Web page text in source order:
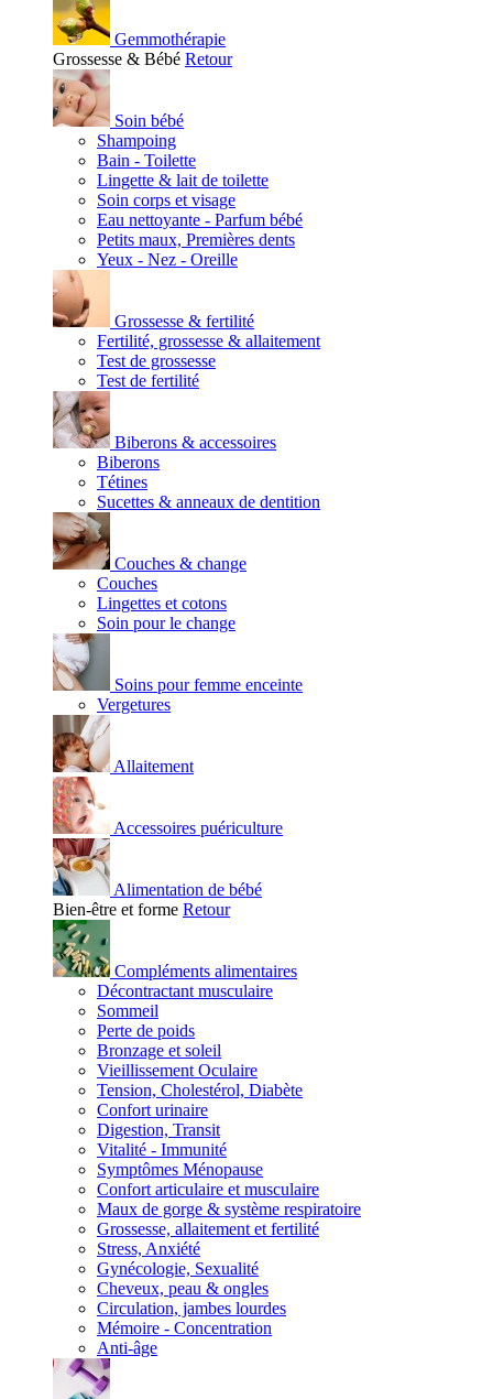
Gemmothérapie
Grossesse & Bébé Retour
Soin bébé
Shampoing
Bain - Toilette
Lingette & lait de toilette
Soin corps et visage
Eau nettoyante - Parfum bébé
Petits maux, Premières dents
Yeux - Nez - Oreille
Grossesse & fertilité
Fertilité, grossesse & allaitement
Test de grossesse
Test de fertilité
Biberons & accessoires
Biberons
Tétines
Sucettes & anneaux de dentition
Couches & change
Couches
Lingettes et cotons
Soin pour le change
Soins pour femme enceinte
Vergetures
Allaitement
Accessoires puériculture
Alimentation de bébé
Bien-être et forme Retour
Compléments alimentaires
Décontractant musculaire
Sommeil
Perte de poids
Bronzage et soleil
Vieillissement Oculaire
Tension, Cholestérol, Diabète
Confort urinaire
Digestion, Transit
Vitalité - Immunité
Symptômes Ménopause
Confort articulaire et musculaire
Maux de gorge & système respiratoire
Grossesse, allaitement et fertilité
Stress, Anxiété
Gynécologie, Sexualité
Cheveux, peau & ongles
Circulation, jambes lourdes
Mémoire - Concentration
Anti-âge